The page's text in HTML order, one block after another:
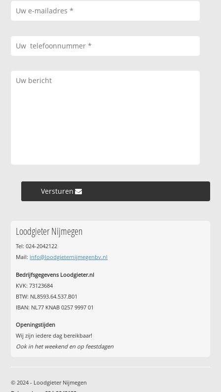
Versturen »
Loodgieter Nijmegen
Tel: 024-2042122
Mail: info@loodgieternijmegenbv.nl
Bedrijfsgegevens Loodgieter.nl
KVK: 73123684
BTW: NL8593.64.537.B01
IBAN: NL77 KNAB 0257 9997 01
Openingstijden
Wij zijn iedere dag bereikbaar!
Ook in het weekend en op feestdagen
© 2024 - Loodgieter Nijmegen